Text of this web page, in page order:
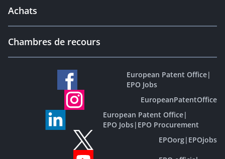
Achats
Chambres de recours
European Patent Office|
EPO Jobs
EuropeanPatentOffice
European Patent Office|
EPO Jobs| EPO Procurement
EPOorg| EPOjobs